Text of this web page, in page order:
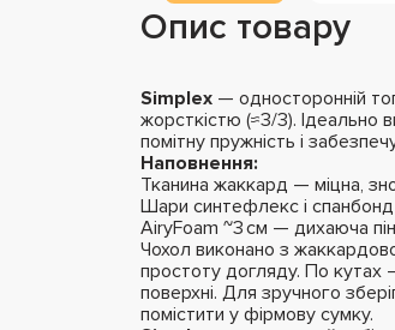
Опис товару
Simplex — односторонній
жорсткістю (≈3/3). Ідеально
помітну пружність і
Наповнення:
Тканина жаккард — міцна,
Шари синтефлекс і спанбонд
AiryFoam ~3 см — дихаюча
Чохол виконано з
простоту догляду. По кутах
поверхні. Для зручного
помістити у фірмову сумку.